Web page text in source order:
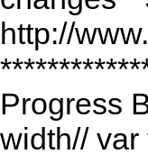
http://
Progress
width//